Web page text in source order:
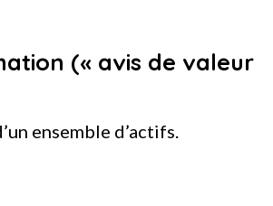
(« avis de valeur
ensemble d’actifs.